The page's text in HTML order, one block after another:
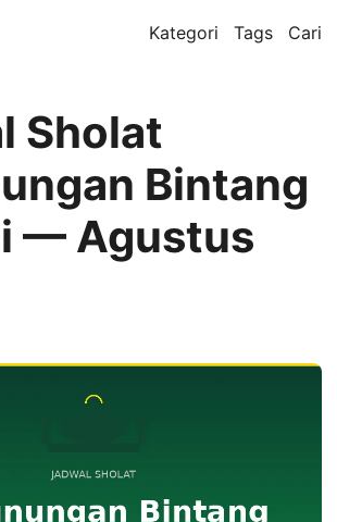
Kategori Tags Cari
Sholat
Bintang
— Agustus